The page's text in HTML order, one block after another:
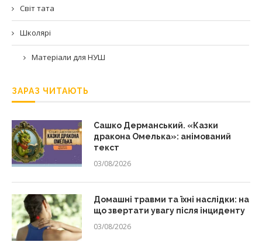
Світ тата
Школярі
Матеріали для НУШ
ЗАРАЗ ЧИТАЮТЬ
Сашко Дерманський. «Казки
дракона Омелька»: анімований
текст
03/08/2026
Домашні травми та їхні наслідки: на
що звертати увагу після інциденту
03/08/2026